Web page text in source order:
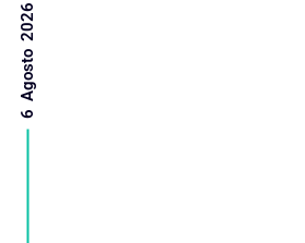
6 Agosto 2026